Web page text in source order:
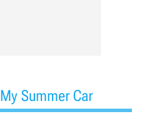
My Summer Car